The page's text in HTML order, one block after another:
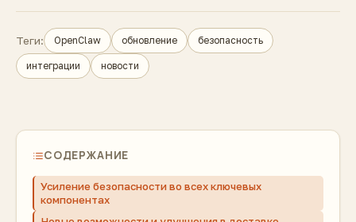
Теги: OpenClaw обновление безопасность
интеграции новости
СОДЕРЖАНИЕ
Усиление безопасности во всех ключевых
компонентах